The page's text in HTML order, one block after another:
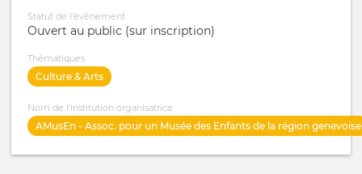
Statut de l'événement
Ouvert au public (sur inscription)
Thématiques
Culture & Arts
Nom de l'institution organisatrice
AMusEn - Assoc. pour un Musée des Enfants de la région genevoise